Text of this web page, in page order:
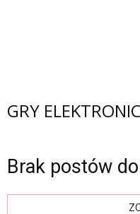
GRY
Brak postów